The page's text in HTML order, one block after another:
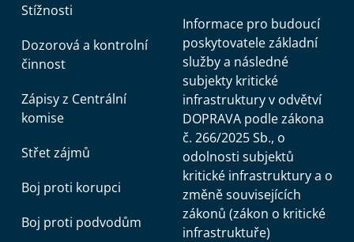
Stížnosti
Dozorová a kontrolní
činnost
Zápisy z Centrální
komise
Střet zájmů
Boj proti korupci
Boj proti podvodům
Informace pro budoucí
poskytovatele základní
služby a následné
subjekty kritické
infrastruktury v odvětví
DOPRAVA podle zákona
č. 266/2025 Sb., o
odolnosti subjektů
kritické infrastruktury a o
změně souvisejících
zákonů (zákon o kritické
infrastruktuře)